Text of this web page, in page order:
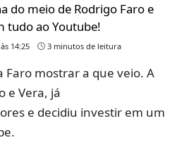
do meio de Rodrigo Faro e
tudo ao Youtube!
14:25 3 minutos de leitura
Faro mostrar a que veio. A
e Vera, já
e decidiu investir em um